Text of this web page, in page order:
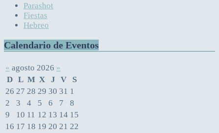
Parashot
Fiestas
Hebreo
Calendario de Eventos
« agosto 2026 »
D L M X J V
S
26 27 28 29 30 31 1
2
3 4 5 6 7
8
9
10 11 12 13 14 15
16 17 18 19 20 21 22